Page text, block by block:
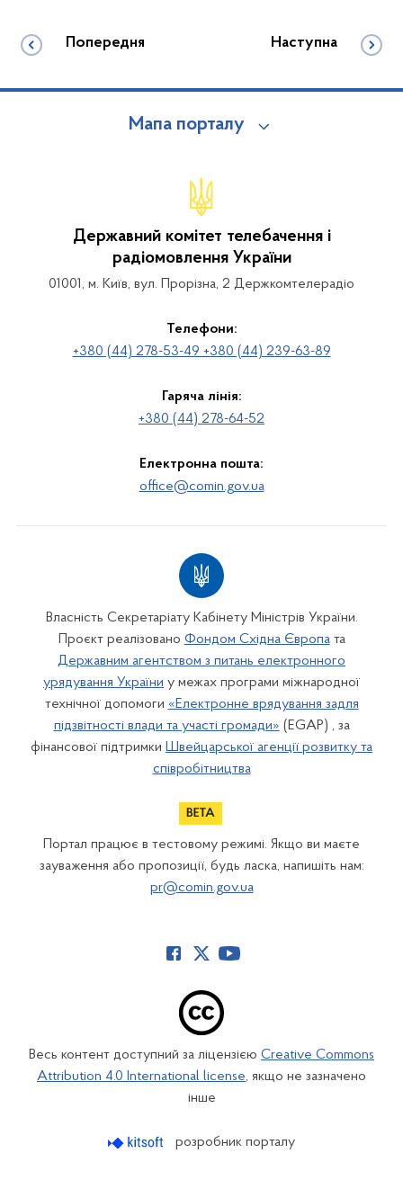
Попередня Наступна
Мапа порталу
Державний комітет телебачення і
радіомовлення України
01001, м. Київ, вул. Прорізна, 2 Держкомтелерадіо
Телефони:
+380 (44) 278-53-49 +380 (44) 239-63-89
Гаряча лінія:
+380 (44) 278-64-52
Електронна пошта:
office@comin.gov.ua
Власність Секретаріату Кабінету Міністрів України.
Проєкт реалізовано Фондом Східна Європата
Державним агентством з питань електронного
урядування України у межах програми міжнародної
технічної допомоги «Електронне врядування задля
підзвітності влади та участі громади» (EGAP) , за
фінансової підтримки Швейцарської агенції розвитку та
співробітництва
Портал працює в тестовому режимі. Якщо ви маєте
зауваження або пропозиції, будь ласка, напишіть нам:
pr@comin.gov.ua
Весь контент доступний за ліцензією Creative Commons
Attribution 4.0 International license, якщо не зазначено
інше
розробник порталу